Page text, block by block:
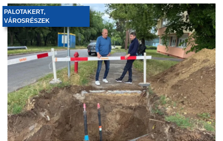
PALOTAKERT,
VÁROSRÉSZEK